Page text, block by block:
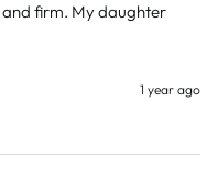
firm. My daughter
1 year ago